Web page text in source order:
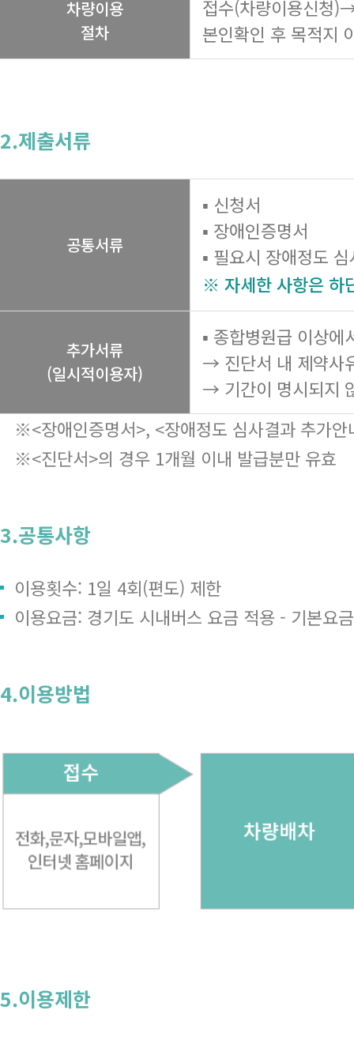
차량이용
절차
접수(차량이용신청
본인확인 후 목적지
2.제출서류
공통서류
▪ 신청서
▪ 장애인증명서
▪ 필요시 장애정도
※ 자세한 사항은 하
추가서류
(일시적이용자)
▪ 종합병원급 이상에
→ 진단서 내 제약사
→ 기간이 명시되지
※<장애인증명서>, <장애정도 심사결과 추가
※<진단서>의 경우 1개월 이내 발급분만 유효
3.공통사항
이용횟수: 1일 4회(편도) 제한
이용요금: 경기도 시내버스 요금 적용 - 기본
4.이용방법
5.이용제한